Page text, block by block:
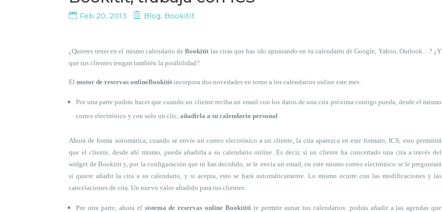
Feb 20, 2013 Blog, BookitIt
¿Quieres tener en el mismo calendario deBookitit las citas que has ido apuntando en tu calendario de Google, Yahoo, Outlook…? ¿Y
que tus clientes tengan también la posibilidad?
Elmotor de reservas onlineBookitit incorpora dos novedades en torno a los calendarios online este mes.
Por una parte podrás hacer que cuando un cliente reciba un email con los datos de una cita próxima contigo pueda, desde el mismo
correo electrónico y con solo un clic,añadirla a su calendario personal.
Ahora de forma automática, cuando se envíe un correo electrónico a un cliente, la cita aparezca en este formato, ICS; esto permitirá
que el cliente, desde ahí mismo, pueda añadirla a su calendario online. Es decir, si un cliente ha concertado una cita a través del
widget de Bookitit y, por la configuración que tú has decidido, se le envía un email, en este mismo correo electrónico se le preguntará
si quiere añadir la cita a su calendario, y si acepta, esto se hará automáticamente. Lo mismo ocurre con las modificaciones y las
cancelaciones de cita. Un nuevo valor añadido para tus clientes.
Por otra parte, ahora el sistema de reservas online Bookititite permite aunar tus calendarios: podrás añadir a las agendas que